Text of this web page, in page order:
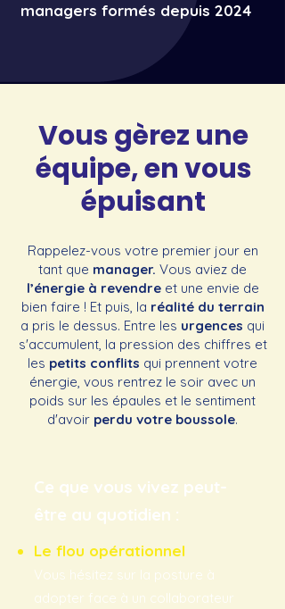
managers formés depuis 2024
Vous gèrez une
équipe, en vous
épuisant
Rappelez-vous votre premier jour en
tant que manager. Vous aviez de
l’énergie à revendreet une envie de
bien faire ! Et puis, la réalité du terrain
a pris le dessus. Entre les urgences qui
s'accumulent, la pression des chiffres et
les petits conflits qui prennent votre
énergie, vous rentrez le soir avec un
poids sur les épaules et le sentiment
d'avoir perdu votre boussole.
Ce que vous vivez peut-
être au quotidien :
Le flou opérationnel
Vous hésitez sur la posture à
adopter face à un collaborateur